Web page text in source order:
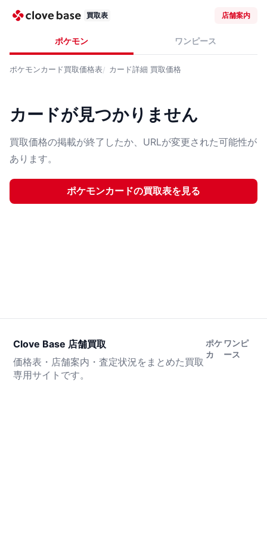
買取表 店舗案内
ポケモン ワンピース
ポケモンカード買取価格表 カード詳細 買取価格
カードが見つかりません
買取価格の掲載が終了したか、URLが変更された可能性が
あります。
ポケモンカードの買取表を見る
Clove Base 店舗買取
価格表・店舗案内・査定状況をまとめた買取
専用サイトです。
ポケ
カ
ワンピ
ース